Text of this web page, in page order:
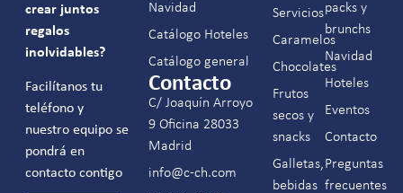
crear juntos
regalos
inolvidables?
Facilítanos tu
teléfono y
nuestro equipo se
pondrá en
contacto contigo
Navidad
Catálogo Hoteles
Catálogo general
Contacto
C/ Joaquín Arroyo
9 Oficina 28033
Madrid
info@c-ch.com
Servicios
Caramelos
Chocolates
Frutos
secos y
snacks
Galletas,
bebidas
packs y
brunchs
Navidad
Hoteles
Eventos
Contacto
Preguntas
frecuentes